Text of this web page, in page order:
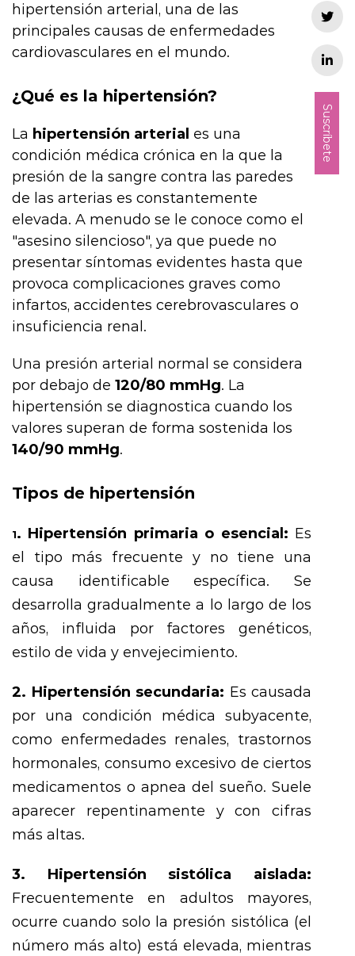
hipertensión arterial, una de las
principales causas de enfermedades
cardiovasculares en el mundo.
¿Qué es la hipertensión?
La hipertensión arterial es una
condición médica crónica en la que la
presión de la sangre contra las paredes
de las arterias es constantemente
elevada. A menudo se le conoce como el
"asesino silencioso", ya que puede no
presentar síntomas evidentes hasta que
provoca complicaciones graves como
infartos, accidentes cerebrovasculares o
insuficiencia renal.
Una presión arterial normal se considera
por debajo de 120/80 mmHg. La
hipertensión se diagnostica cuando los
valores superan de forma sostenida los
140/90 mmHg.
Tipos de hipertensión
1. Hipertensión primaria o esencial: Es
el tipo más frecuente y no tiene una
causa identificable específica. Se
desarrolla gradualmente a lo largo de los
años, influida por factores genéticos,
estilo de vida y envejecimiento.
2. Hipertensión secundaria: Es causada
por una condición médica subyacente,
como enfermedades renales, trastornos
hormonales, consumo excesivo de ciertos
medicamentos o apnea del sueño. Suele
aparecer repentinamente y con cifras
más altas.
3. Hipertensión sistólica aislada:
Frecuentemente en adultos mayores,
ocurre cuando solo la presión sistólica (el
número más alto) está elevada, mientras
Suscríbete